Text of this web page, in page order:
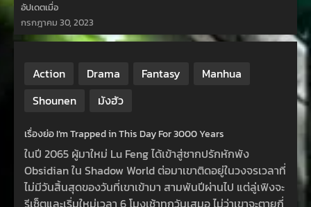
อัปเดตเมื่อ
กรกฎาคม 30, 2023
Action Drama Fantasy
Manhua
Shounen
มังฮัว
เรื่องย่อ I’m Trapped in This Day For 3000 Years
ในปี 2065 ผู้มาใหม่ Lu Feng ได้เข้าสู่ซากปรักหักพัง
Obsidian ใน Shadow World ต่อมาเขาติดอยู่ในวงจรเวลาที่
ไม่มีวันสิ้นสุดของวันที่เขาเข้ามา สามพันปีผ่านไป แต่ลู่เฟิงจะ